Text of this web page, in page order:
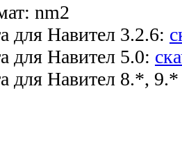
nm2
для Навител 3.2.6:
для Навител 5.0:
для Навител 8.*,